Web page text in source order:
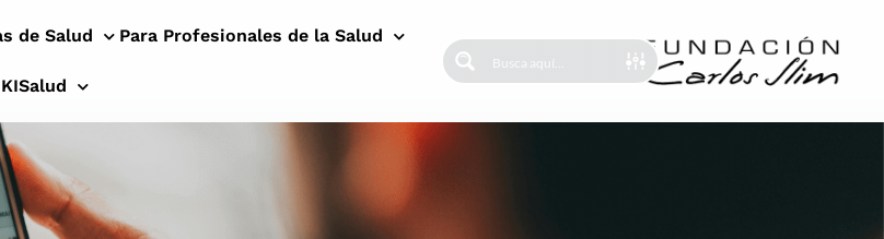
de Salud Para Profesionales de la Salud